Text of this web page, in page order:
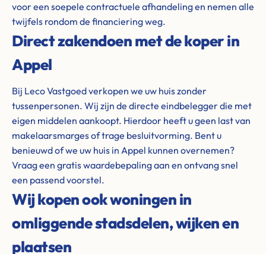
voor een soepele contractuele afhandeling en nemen alle
twijfels rondom de financiering weg.
Direct zakendoen met de koper in
Appel
Bij Leco Vastgoed verkopen we uw huis zonder
tussenpersonen. Wij zijn de directe eindbelegger die met
eigen middelen aankoopt. Hierdoor heeft u geen last van
makelaarsmarges of trage besluitvorming. Bent u
benieuwd of we uw huis in Appel kunnen overnemen?
Vraag een gratis waardebepaling aan en ontvang snel
een passend voorstel.
Wij kopen ook woningen in
omliggende stadsdelen, wijken en
plaatsen